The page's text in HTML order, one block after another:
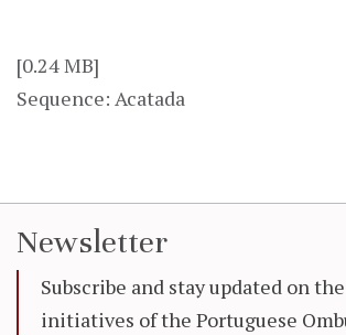
[0.24 MB]
Sequence: Acatada
Newsletter
Subscribe and stay updated on
initiatives of the Portuguese